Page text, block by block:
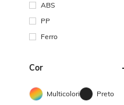
ABS
PP
Ferro
Cor
Multicolorido Preto